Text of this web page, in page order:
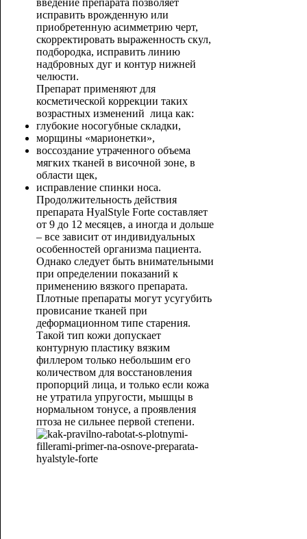
введение препарата позволяет
исправить врожденную или
приобретенную асимметрию черт,
скорректировать выраженность скул,
подбородка, исправить линию
надбровных дуг и контур нижней
челюсти.
Препарат применяют для
косметической коррекции таких
возрастных изменений лица как:
глубокие носогубные складки,
морщины «марионетки»,
воссоздание утраченного объема
мягких тканей в височной зоне, в
области щек,
исправление спинки носа.
Продолжительность действия
препарата HyalStyle Forte составляет
от 9 до 12 месяцев, а иногда и дольше
– все зависит от индивидуальных
особенностей организма пациента.
Однако следует быть внимательными
при определении показаний к
применению вязкого препарата.
Плотные препараты могут усугубить
провисание тканей при
деформационном типе старения.
Такой тип кожи допускает
контурную пластику вязким
филлером только небольшим его
количеством для восстановления
пропорций лица, и только если кожа
не утратила упругости, мышцы в
нормальном тонусе, а проявления
птоза не сильнее первой степени.